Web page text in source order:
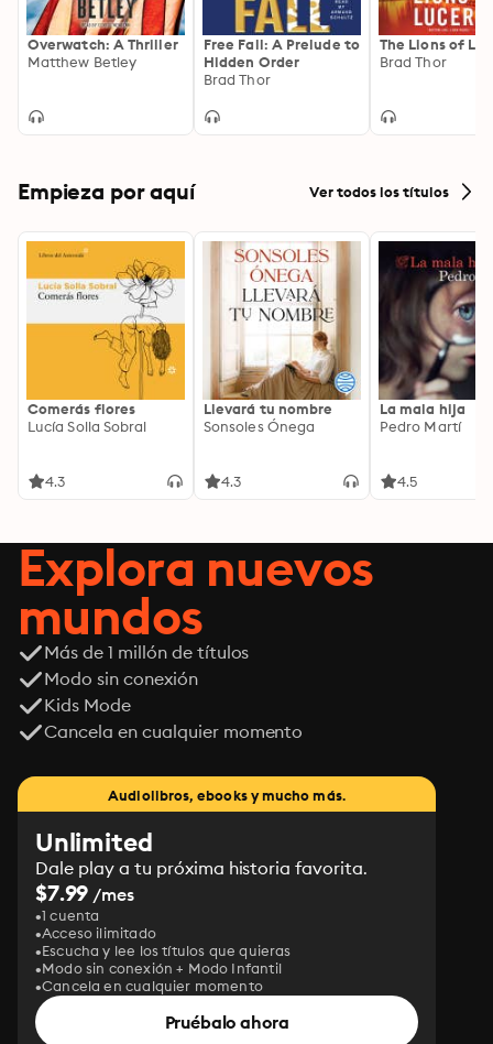
Overwatch: A Thriller
Matthew Betley
Free Fall: A Prelude to
Hidden Order
Brad Thor
The Lions of
Brad Thor
Empieza por aquí Ver todos los títulos
Comerás flores
Lucía Solla Sobral
4.3
Llevará tu nombre
Sonsoles Ónega
4.3
La mala hija
Pedro Martí
4.5
Explora nuevos
mundos
Más de 1 millón de títulos
Modo sin conexión
Kids Mode
Cancela en cualquier momento
Audiolibros, ebooks y mucho más.
Unlimited
Dale play a tu próxima historia favorita.
$7.99 /mes
1 cuenta
Acceso ilimitado
Escucha y lee los títulos que quieras
Modo sin conexión + Modo Infantil
Cancela en cualquier momento
Pruébalo ahora